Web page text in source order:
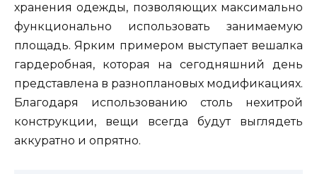
хранения одежды, позволяющих максимально
функционально использовать занимаемую
площадь. Ярким примером выступает вешалка
гардеробная, которая на сегодняшний день
представлена в разноплановых модификациях.
Благодаря использованию столь нехитрой
конструкции, вещи всегда будут выглядеть
аккуратно и опрятно.